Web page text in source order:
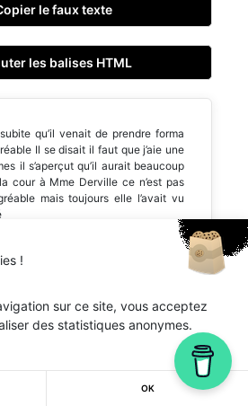
le faux texte
les balises HTML
qu’il venait de prendre forma
Il se disait il faut que j’aie une
il s’aperçut qu’il aurait beaucoup
cour à Mme Derville ce n’est pas
mais toujours elle l’avait vu
- Tous droits réservés -Lorem
!
sur ce site, vous acceptez
des statistiques anonymes.
OK